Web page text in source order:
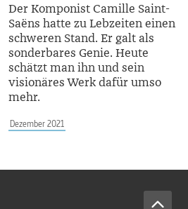
Der Komponist Camille Saint-
Saëns hatte zu Lebzeiten einen
schweren Stand. Er galt als
sonderbares Genie. Heute
schätzt man ihn und sein
visionäres Werk dafür umso
mehr.
Dezember 2021